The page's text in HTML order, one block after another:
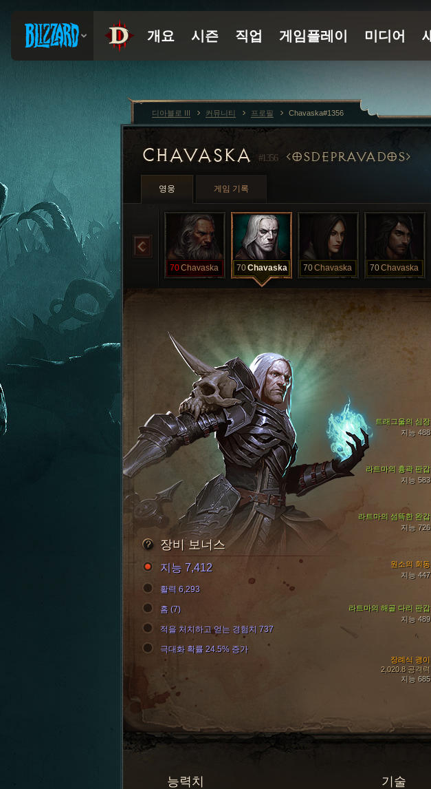
CHAVASKA #1356 OSDEPRAVADOS
영웅 게임 기록
70Chavaska 70Chavaska 70Chavaska 70Chavaska
라트마의 흉곽 판갑
지능 583
라트마의 섬뜩한 완갑
지능 726
트래그울의 심장
지능 488
라트마의 해골 다리 판갑
지능 489
장례식 괭이
2,020.8 공격력
지능 685
원소의 회동
지능 447
장비 보너스
지능 7,412
활력 6,293
홈 (7)
적을 처치하고 얻는 경험치 737
극대화 확률 24.5% 증가
기술
능력치
디아블로 III 커뮤니티 프로필 Chavaska#1356